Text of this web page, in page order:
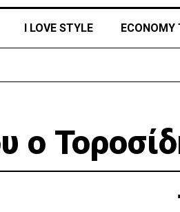
I LOVE STYLE ECONOMY
ο